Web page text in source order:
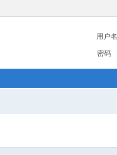
用户名
密码